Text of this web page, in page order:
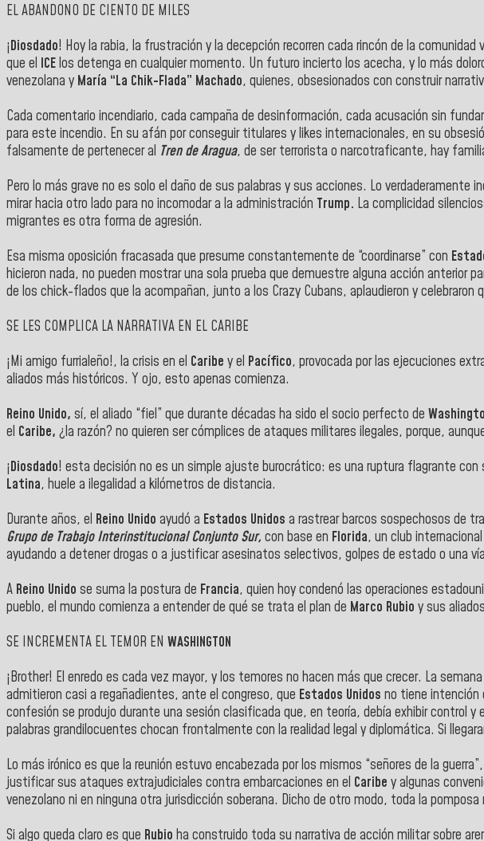
EL ABANDONO DE CIENTO DE MILES
¡Diosdado! Hoy la rabia, la frustración y la decepción recorren cada rincón de la comunidad
que el ICElos detenga en cualquier momento. Un futuro incierto los acecha, y lo más
venezolana y María “La Chik-Flada” Machado, quienes, obsesionados con construir
Cada comentario incendiario, cada campaña de desinformación, cada acusación sin
para este incendio. En su afán por conseguir titulares y likes internacionales, en su
falsamente de pertenecer al Tren de Aragua, de ser terrorista o narcotraficante, hay
Pero lo más grave no es solo el daño de sus palabras y sus acciones. Lo
mirar hacia otro lado para no incomodar a la administración Trump. La complicidad
migrantes es otra forma de agresión.
Esa misma oposición fracasada que presume constantemente de “coordinarse” con
hicieron nada, no pueden mostrar una sola prueba que demuestre alguna acción anterior
de los chick-flados que la acompañan, junto a los Crazy Cubans, aplaudieron y
SE LES COMPLICA LA NARRATIVA EN EL CARIBE
¡Mi amigo furrialeño!, la crisis en el Caribe y el Pacífico, provocada por las ejecuciones
aliados más históricos. Y ojo, esto apenas comienza.
Reino Unido, sí, el aliado “fiel” que durante décadas ha sido el socio perfecto de
el Caribe, ¿la razón? no quieren ser cómplices de ataques militares ilegales, porque,
¡Diosdado! esta decisión no es un simple ajuste burocrático: es una ruptura flagrante
Latina, huele a ilegalidad a kilómetros de distancia.
Durante años, el Reino Unido ayudó a Estados Unidos a rastrear barcos sospechosos de
Grupo de Trabajo Interinstitucional Conjunto Sur, con base en Florida, un club
ayudando a detener drogas o a justificar asesinatos selectivos, golpes de estado o una
A Reino Unido se suma la postura de Francia, quien hoy condenó las operaciones
pueblo, el mundo comienza a entender de qué se trata el plan de Marco Rubio y sus
SE INCREMENTA EL TEMOR EN WASHINGTON
¡Brother! El enredo es cada vez mayor, y los temores no hacen más que crecer. La
admitieron casi a regañadientes, ante el congreso, que Estados Unidos no tiene intención
confesión se produjo durante una sesión clasificada que, en teoría, debía exhibir control
palabras grandilocuentes chocan frontalmente con la realidad legal y diplomática. Si
Lo más irónico es que la reunión estuvo encabezada por los mismos “señores de la
justificar sus ataques extrajudiciales contra embarcaciones en el Caribe y algunas
venezolano ni en ninguna otra jurisdicción soberana. Dicho de otro modo, toda la
Si algo queda claro es que Rubio ha construido toda su narrativa de acción militar sobre